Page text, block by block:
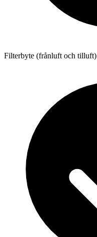
Filterbyte (frånluft och tilluft)